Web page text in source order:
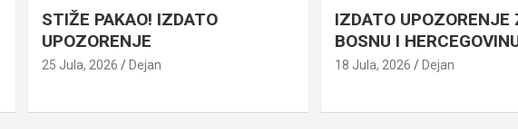
STIŽE PAKAO! IZDATO
UPOZORENJE
25 Jula, 2026 Dejan
IZDATO UPOZORENJE
BOSNU I
18 Jula, 2026 Dejan